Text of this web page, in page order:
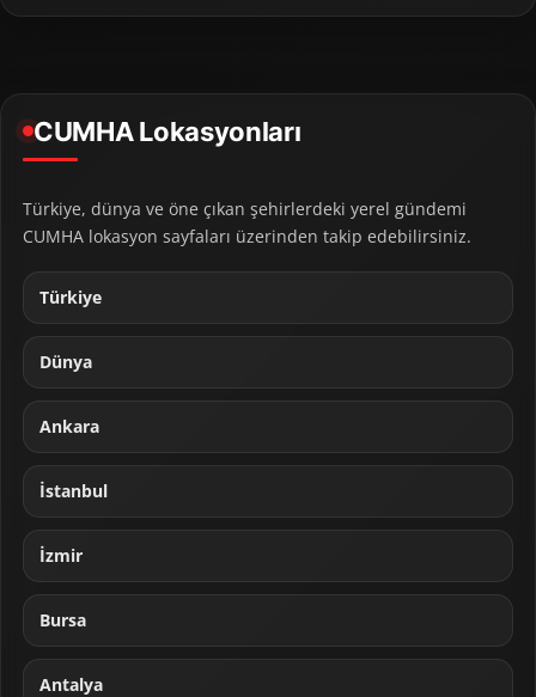
CUMHA Lokasyonları
Türkiye, dünya ve öne çıkan şehirlerdeki yerel gündemi
CUMHA lokasyon sayfaları üzerinden takip edebilirsiniz.
Türkiye
Dünya
Ankara
İstanbul
İzmir
Bursa
Antalya